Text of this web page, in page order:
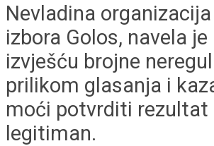
Nevladina
izbora Golos, navela
izvješću brojne
prilikom glasanja i
moći potvrditi rezultat
legitiman.